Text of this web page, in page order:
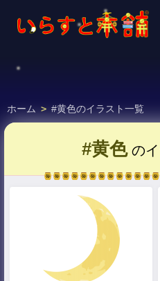
ホーム > #黄色のイラスト一覧
#黄色のイ